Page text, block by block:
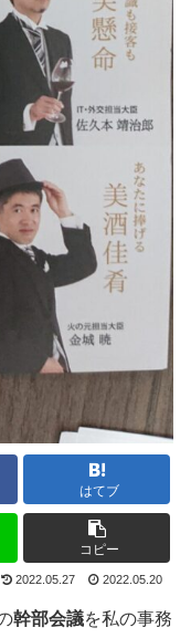
はてブ
コピー
2022.05.27 2022.05.20
幹部会議を私の事務